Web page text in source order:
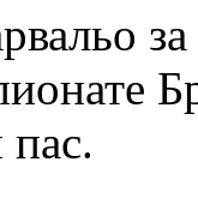
за
пас.